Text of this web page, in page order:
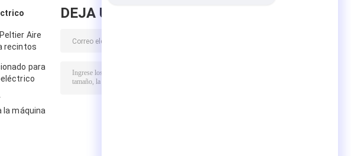
Aire
recintos
para
la máquina
DEJA UN MENSAJE